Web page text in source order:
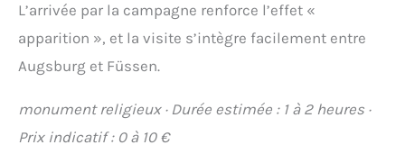
L’arrivée par la campagne renforce l’effet «
apparition », et la visite s’intègre facilement entre
Augsburg et Füssen.
monument religieux · Durée estimée : 1 à 2 heures ·
Prix indicatif : 0 à 10 €